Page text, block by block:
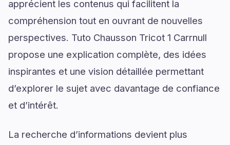
apprécient les contenus qui facilitent la
compréhension tout en ouvrant de nouvelles
perspectives. Tuto Chausson Tricot 1 Carrnull
propose une explication complète, des idées
inspirantes et une vision détaillée permettant
d’explorer le sujet avec davantage de confiance
et d’intérêt.
La recherche d’informations devient plus